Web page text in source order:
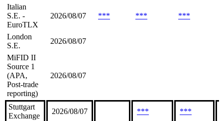
Italian
S.E. -
EuroTLX
2026/08/07 *** *** ***
London
S.E.
2026/08/07
MiFID II
Source 1
(APA,
Post-trade
reporting)
2026/08/07
Stuttgart
Exchange
2026/08/07 *** ***